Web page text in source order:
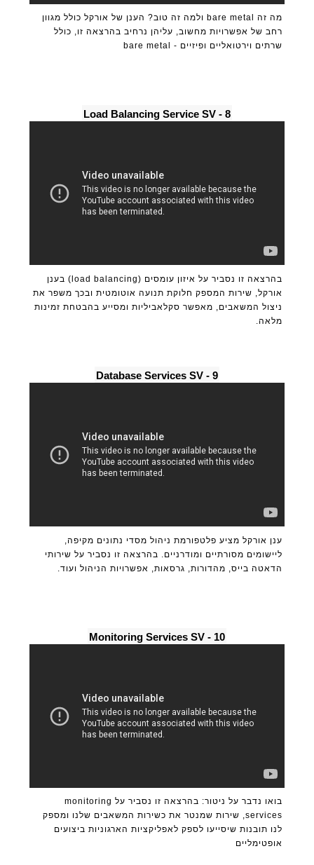
מה זה bare metal ולמה זה טוב? הענן של אורקל כולל מגוון
רחב של אפשרויות מחשוב, עליהן נרחיב בהרצאה זו, כולל
שרתים וירטואליים ופיזיים - bare metal
8 - Load Balancing Service SV
בהרצאה זו נסביר על איזון עומסים (load balancing) בענן
אורקל, שירות המספק חלוקת תנועה אוטומטית ובכך משפר את
ניצול המשאבים, מאפשר סקלאביליות ומסייע בהבטחת זמינות
מלאה.
9 - Database Services SV
ענן אורקל מציע פלטפורמת ניהול מסדי נתונים מקיפה,
ליישומים מסורתיים ומודרניים. בהרצאה זו נסביר על שירותי
הדאטה בייס, מהדורות, גרסאות, אפשרויות הניהול ועוד.
10 - Monitoring Services SV
בואו נדבר על ניטור: בהרצאה זו נסביר על monitoring
services, שירות שמנטר את כשירות המשאבים שלנו ומספק
לנו תובנות שיסייעו לספק לאפליקציות הארגוניות ביצועים
אופטימליים